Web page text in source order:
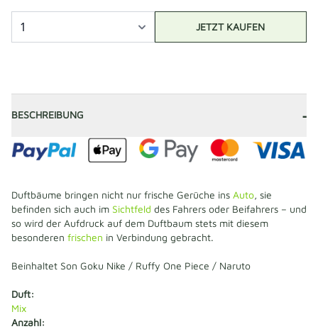
JETZT KAUFEN
BESCHREIBUNG -
Duftbäume bringen nicht nur frische Gerüche ins Auto, sie
befinden sich auch im Sichtfeld des Fahrers oder Beifahrers – und
so wird der Aufdruck auf dem Duftbaum stets mit diesem
besonderen frischen in Verbindung gebracht.
Beinhaltet Son Goku Nike / Ruffy One Piece / Naruto
Duft:
Mix
Anzahl: